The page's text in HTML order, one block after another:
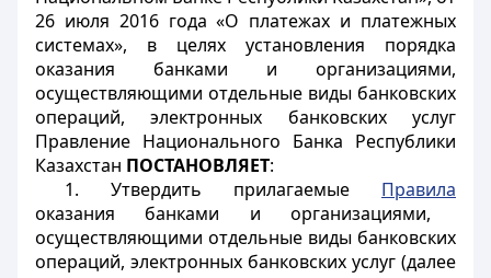
26 июля 2016 года «О платежах и платежных
системах», в целях установления порядка
оказания банками и организациями,
осуществляющими отдельные виды банковских
операций, электронных банковских услуг
Правление Национального Банка Республики
Казахстан ПОСТАНОВЛЯЕТ:
1. Утвердить прилагаемые Правила
оказания банками и организациями,
осуществляющими отдельные виды банковских
операций, электронных банковских услуг (далее